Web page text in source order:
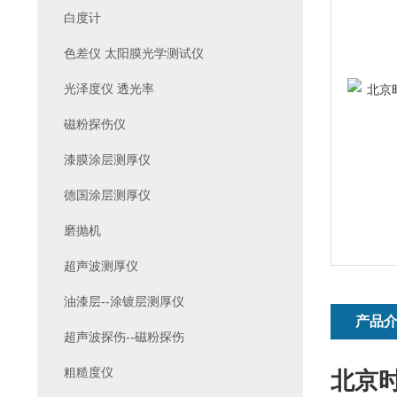
产品
北京
白度计
色差仪 太阳膜光学测试仪
光泽度仪 透光率
磁粉探伤仪
漆膜涂层测厚仪
德国涂层测厚仪
磨抛机
超声波测厚仪
油漆层--涂镀层测厚仪
超声波探伤--磁粉探伤
粗糙度仪